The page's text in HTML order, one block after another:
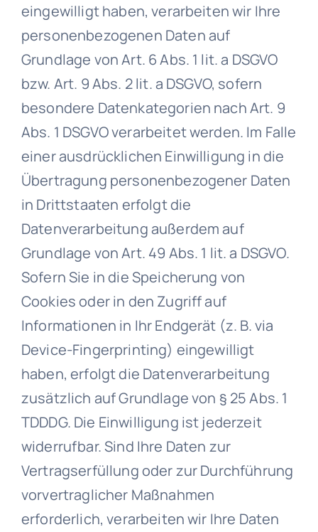
eingewilligt haben, verarbeiten wir Ihre
personenbezogenen Daten auf
Grundlage von Art. 6 Abs. 1 lit. a DSGVO
bzw. Art. 9 Abs. 2 lit. a DSGVO, sofern
besondere Datenkategorien nach Art. 9
Abs. 1 DSGVO verarbeitet werden. Im Falle
einer ausdrücklichen Einwilligung in die
Übertragung personenbezogener Daten
in Drittstaaten erfolgt die
Datenverarbeitung außerdem auf
Grundlage von Art. 49 Abs. 1 lit. a DSGVO.
Sofern Sie in die Speicherung von
Cookies oder in den Zugriff auf
Informationen in Ihr Endgerät (z. B. via
Device-Fingerprinting) eingewilligt
haben, erfolgt die Datenverarbeitung
zusätzlich auf Grundlage von § 25 Abs. 1
TDDDG. Die Einwilligung ist jederzeit
widerrufbar. Sind Ihre Daten zur
Vertragserfüllung oder zur Durchführung
vorvertraglicher Maßnahmen
erforderlich, verarbeiten wir Ihre Daten